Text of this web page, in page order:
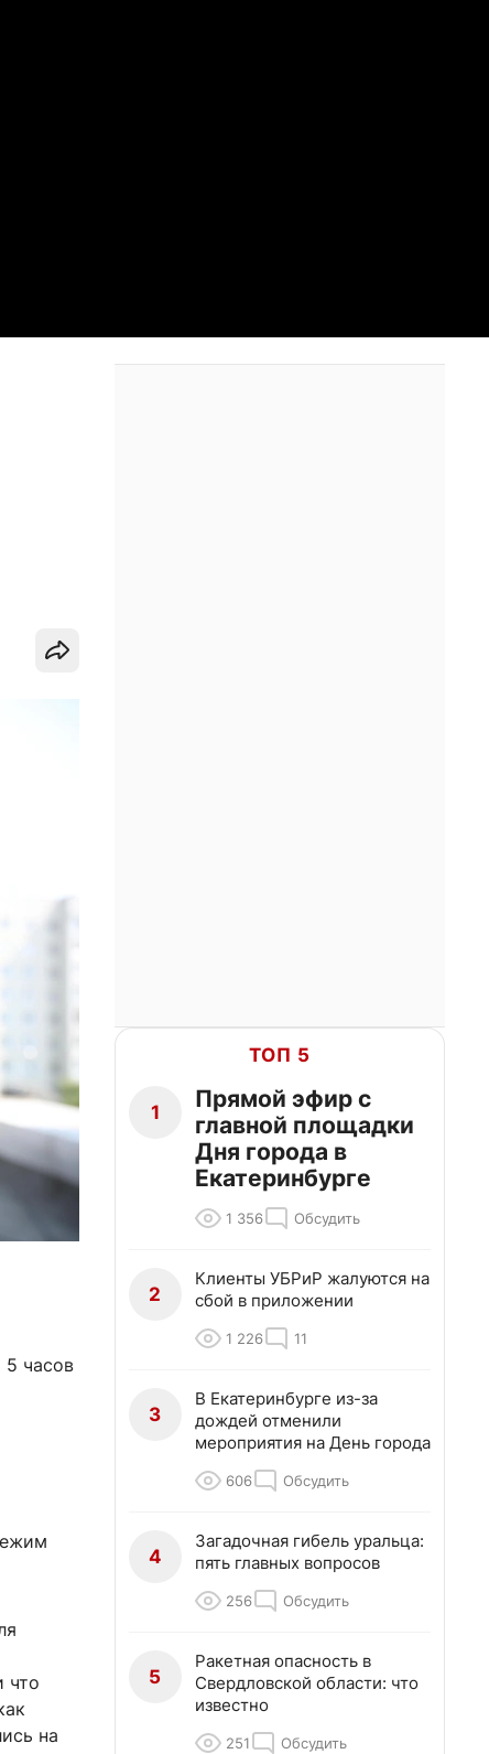
5 часов
что
на
ТОП 5
1
Прямой эфир с
главной площадки
Дня города в
Екатеринбурге
1 356 Обсудить
2
Клиенты УБРиР жалуются на
сбой в приложении
1 226 11
3
В Екатеринбурге из-за
дождей отменили
мероприятия на День города
606 Обсудить
4
Загадочная гибель уральца:
пять главных вопросов
256 Обсудить
5
Ракетная опасность в
Свердловской области: что
известно
251 Обсудить